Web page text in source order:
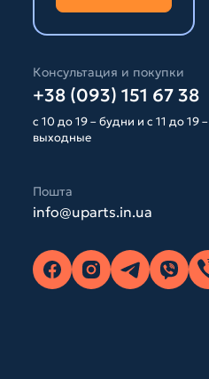
Консультация и покупки
+38 (093) 151 67 38
с 10 до 19 – будни и с 11 до 19 –
выходные
Пошта
info@uparts.in.ua